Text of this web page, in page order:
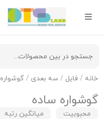
خانه / فایل / سه بعدی / گوشواره
گوشواره ساده
محبوبیت میانگین رتبه